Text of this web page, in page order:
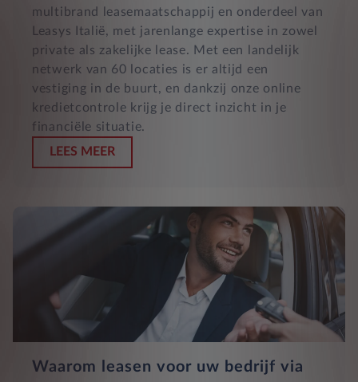
multibrand leasemaatschappij en onderdeel van
Leasys Italië, met jarenlange expertise in zowel
private als zakelijke lease. Met een landelijk
netwerk van 60 locaties is er altijd een
vestiging in de buurt, en dankzij onze online
kredietcontrole krijg je direct inzicht in je
financiële situatie.
LEES MEER
Waarom leasen voor uw bedrijf via